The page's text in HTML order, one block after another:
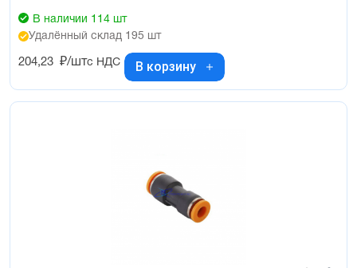
В наличии 114 шт
Удалённый склад 195 шт
204,23 ₽/штс НДС В корзину